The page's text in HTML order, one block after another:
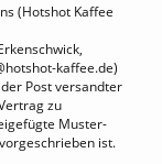
(Hotshot Kaffee
kaffee.de)
Post versandter
zu
Muster-
ist.